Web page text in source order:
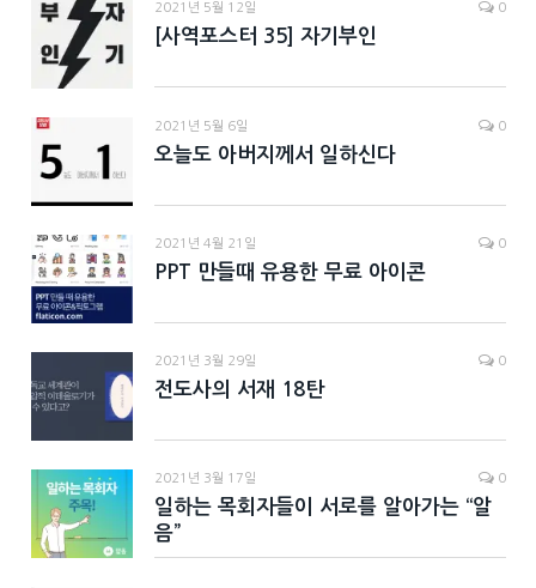
2021년 5월 12일 0
[사역포스터 35] 자기부인
2021년 5월 6일 0
오늘도 아버지께서 일하신다
2021년 4월 21일 0
PPT 만들때 유용한 무료 아이콘
2021년 3월 29일 0
전도사의 서재 18탄
2021년 3월 17일 0
일하는 목회자들이 서로를 알아가는 “알
음”